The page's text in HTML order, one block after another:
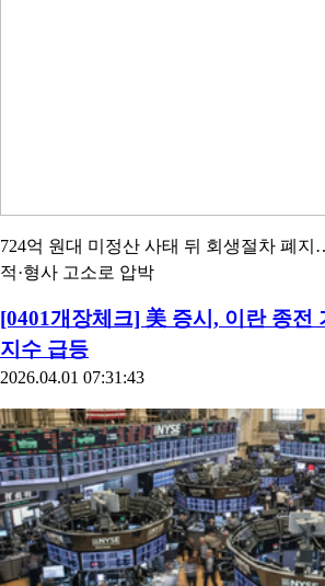
724억 원대 미정산 사태 뒤 회생절차 폐
적·형사 고소로 압박
[0401개장체크] 美 증시, 이란 종전
지수 급등
2026.04.01 07:31:43